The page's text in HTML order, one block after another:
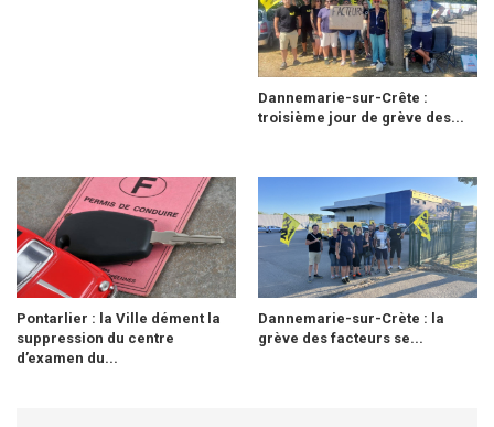
Dannemarie-sur-Crête :
troisième jour de grève des...
Pontarlier : la Ville dément la
suppression du centre
d’examen du...
Dannemarie-sur-Crète : la
grève des facteurs se...